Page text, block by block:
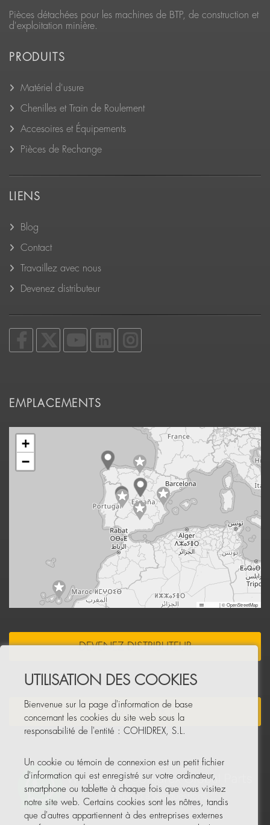
Pièces détachées pour les machines de BTP, de construction et
d'exploitation minière.
PRODUITS
Matériel d'usure
Chenilles et Train de Roulement
Accesoires et Équipements
Pièces de Rechange
LIENS
Blog
Contact
Travaillez avec nous
Devenez distributeur
EMPLACEMENTS
+
−
|© OpenStreetMap
DEVENEZ DISTRIBUTEUR
NEWSLETTER
UTILISATION DES COOKIES
Bienvenue sur la page d'information de base
concernant les cookies du site web sous la
responsabilité de l'entité : COHIDREX, S.L.
Un cookie ou témoin de connexion est un petit fichier
d'information qui est enregistré sur votre ordinateur,
smartphone ou tablette à chaque fois que vous visitez
notre site web. Certains cookies sont les nôtres, tandis
que d'autres appartiennent à des entreprises externes